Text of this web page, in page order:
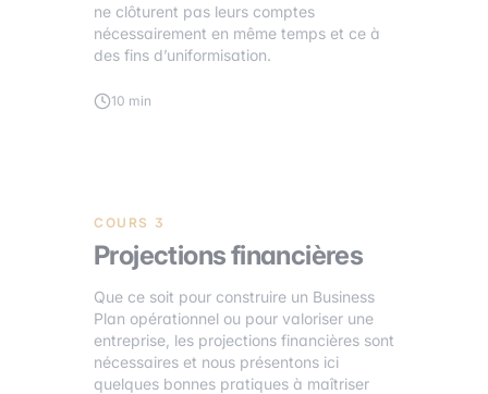
ne clôturent pas leurs comptes
nécessairement en même temps et ce à
des fins d’uniformisation.
10 min
COURS 3
Projections financières
Que ce soit pour construire un Business
Plan opérationnel ou pour valoriser une
entreprise, les projections financières sont
nécessaires et nous présentons ici
quelques bonnes pratiques à maîtriser